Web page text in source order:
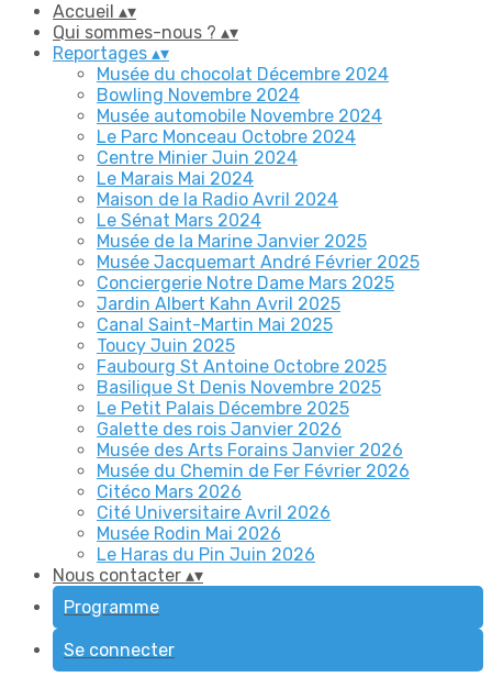
Accueil ▴▾
Qui sommes-nous ? ▴▾
Reportages ▴▾
Musée du chocolat Décembre 2024
Bowling Novembre 2024
Musée automobile Novembre 2024
Le Parc Monceau Octobre 2024
Centre Minier Juin 2024
Le Marais Mai 2024
Maison de la Radio Avril 2024
Le Sénat Mars 2024
Musée de la Marine Janvier 2025
Musée Jacquemart André Février 2025
Conciergerie Notre Dame Mars 2025
Jardin Albert Kahn Avril 2025
Canal Saint-Martin Mai 2025
Toucy Juin 2025
Faubourg St Antoine Octobre 2025
Basilique St Denis Novembre 2025
Le Petit Palais Décembre 2025
Galette des rois Janvier 2026
Musée des Arts Forains Janvier 2026
Musée du Chemin de Fer Février 2026
Citéco Mars 2026
Cité Universitaire Avril 2026
Musée Rodin Mai 2026
Le Haras du Pin Juin 2026
Nous contacter ▴▾
Programme
Se connecter